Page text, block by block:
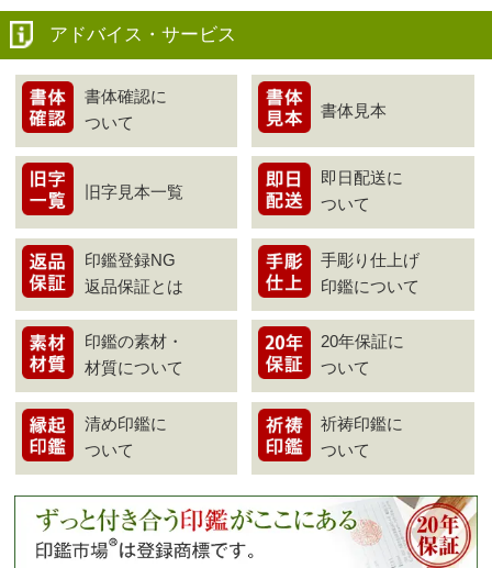
アドバイス・サービス
書体確認に
ついて
書体見本
旧字見本一覧
即日配送に
ついて
印鑑登録NG
返品保証とは
手彫り仕上げ
印鑑について
印鑑の素材・
材質について
20年保証に
ついて
清め印鑑に
ついて
祈祷印鑑に
ついて